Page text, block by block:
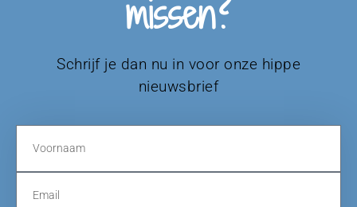
missen?
Schrijf je dan nu in voor onze hippe
nieuwsbrief